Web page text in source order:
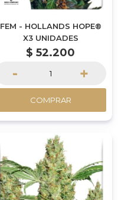
FEM - HOLLANDS HOPE®
X3 UNIDADES
$ 52.200
- +
COMPRAR